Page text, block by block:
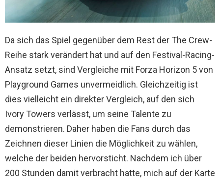
Da sich das Spiel gegenüber dem Rest der The Crew-
Reihe stark verändert hat und auf den Festival-Racing-
Ansatz setzt, sind Vergleiche mit Forza Horizon 5 von
Playground Games unvermeidlich. Gleichzeitig ist
dies vielleicht ein direkter Vergleich, auf den sich
Ivory Towers verlässt, um seine Talente zu
demonstrieren. Daher haben die Fans durch das
Zeichnen dieser Linien die Möglichkeit zu wählen,
welche der beiden hervorsticht. Nachdem ich über
200 Stunden damit verbracht hatte, mich auf der Karte